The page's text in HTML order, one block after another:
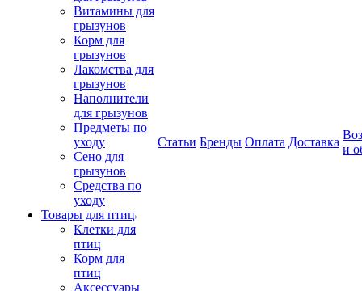
Витамины для
грызунов
Корм для
грызунов
Лакомства для
грызунов
Наполнители
для грызунов
Предметы по
уходу
Сено для
грызунов
Средства по
уходу
Товары для птиц
Клетки для
птиц
Корм для
птиц
Аксессуары
Статьи Бренды Оплата Доставка
и